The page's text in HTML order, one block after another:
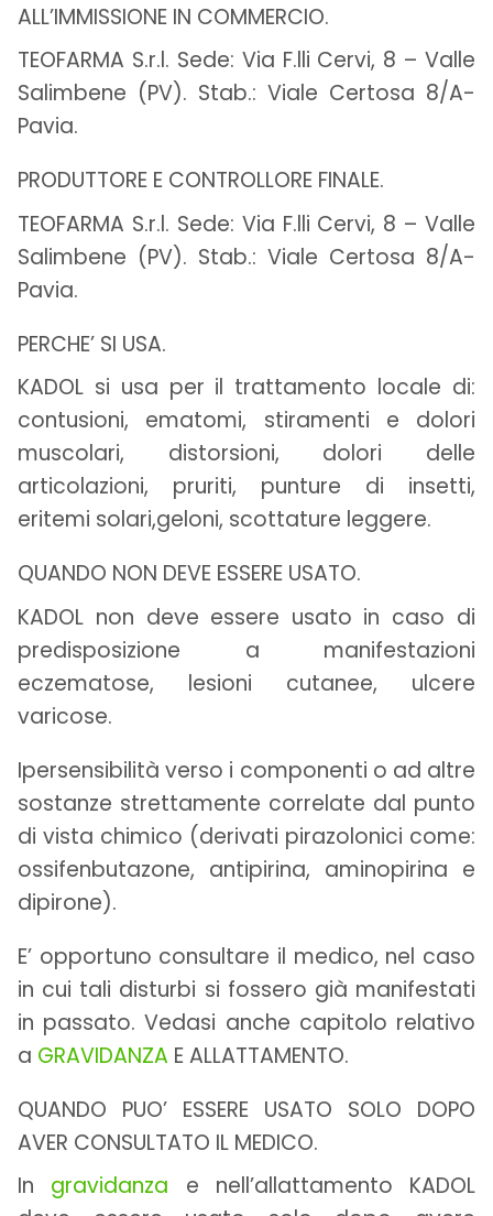
ALL’IMMISSIONE IN COMMERCIO.
TEOFARMA S.r.l. Sede: Via F.lli Cervi, 8 – Valle
Salimbene (PV). Stab.: Viale Certosa 8/A-
Pavia.
PRODUTTORE E CONTROLLORE FINALE.
TEOFARMA S.r.l. Sede: Via F.lli Cervi, 8 – Valle
Salimbene (PV). Stab.: Viale Certosa 8/A-
Pavia.
PERCHE’ SI USA.
KADOL si usa per il trattamento locale di:
contusioni, ematomi, stiramenti e dolori
muscolari, distorsioni, dolori delle
articolazioni, pruriti, punture di insetti,
eritemi solari,geloni, scottature leggere.
QUANDO NON DEVE ESSERE USATO.
KADOL non deve essere usato in caso di
predisposizione a manifestazioni
eczematose, lesioni cutanee, ulcere
varicose.
Ipersensibilità verso i componenti o ad altre
sostanze strettamente correlate dal punto
di vista chimico (derivati pirazolonici come:
ossifenbutazone, antipirina, aminopirina e
dipirone).
E’ opportuno consultare il medico, nel caso
in cui tali disturbi si fossero già manifestati
in passato. Vedasi anche capitolo relativo
a GRAVIDANZA E ALLATTAMENTO.
QUANDO PUO’ ESSERE USATO SOLO DOPO
AVER CONSULTATO IL MEDICO.
In gravidanza e nell’allattamento KADOL